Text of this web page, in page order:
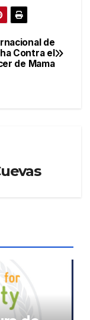
de
Contra el
de Mama